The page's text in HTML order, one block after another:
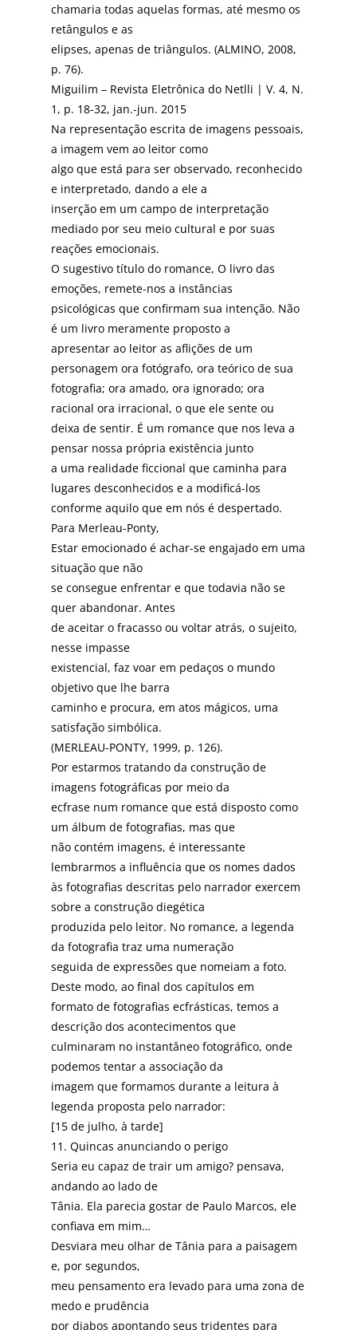
chamaria todas aquelas formas, até mesmo os
retângulos e as
elipses, apenas de triângulos. (ALMINO, 2008,
p. 76).
Miguilim – Revista Eletrônica do Netlli | V. 4, N.
1, p. 18-32, jan.-jun. 2015
Na representação escrita de imagens pessoais,
a imagem vem ao leitor como
algo que está para ser observado, reconhecido
e interpretado, dando a ele a
inserção em um campo de interpretação
mediado por seu meio cultural e por suas
reações emocionais.
O sugestivo título do romance, O livro das
emoções, remete-nos a instâncias
psicológicas que confirmam sua intenção. Não
é um livro meramente proposto a
apresentar ao leitor as aflições de um
personagem ora fotógrafo, ora teórico de sua
fotografia; ora amado, ora ignorado; ora
racional ora irracional, o que ele sente ou
deixa de sentir. É um romance que nos leva a
pensar nossa própria existência junto
a uma realidade ficcional que caminha para
lugares desconhecidos e a modificá-los
conforme aquilo que em nós é despertado.
Para Merleau-Ponty,
Estar emocionado é achar-se engajado em uma
situação que não
se consegue enfrentar e que todavia não se
quer abandonar. Antes
de aceitar o fracasso ou voltar atrás, o sujeito,
nesse impasse
existencial, faz voar em pedaços o mundo
objetivo que lhe barra
caminho e procura, em atos mágicos, uma
satisfação simbólica.
(MERLEAU-PONTY, 1999, p. 126).
Por estarmos tratando da construção de
imagens fotográficas por meio da
ecfrase num romance que está disposto como
um álbum de fotografias, mas que
não contém imagens, é interessante
lembrarmos a influência que os nomes dados
às fotografias descritas pelo narrador exercem
sobre a construção diegética
produzida pelo leitor. No romance, a legenda
da fotografia traz uma numeração
seguida de expressões que nomeiam a foto.
Deste modo, ao final dos capítulos em
formato de fotografias ecfrásticas, temos a
descrição dos acontecimentos que
culminaram no instantâneo fotográfico, onde
podemos tentar a associação da
imagem que formamos durante a leitura à
legenda proposta pelo narrador:
[15 de julho, à tarde]
11. Quincas anunciando o perigo
Seria eu capaz de trair um amigo? pensava,
andando ao lado de
Tânia. Ela parecia gostar de Paulo Marcos, ele
confiava em mim…
Desviara meu olhar de Tânia para a paisagem
e, por segundos,
meu pensamento era levado para uma zona de
medo e prudência
por diabos apontando seus tridentes para